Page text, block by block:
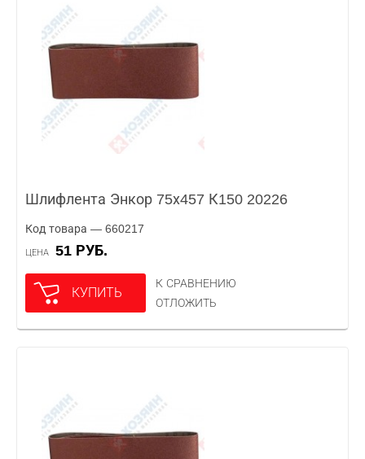
Шлифлента Энкор 75х457 К150 20226
Код товара — 660217
ЦЕНА 51 РУБ.
КУПИТЬ
К СРАВНЕНИЮ
ОТЛОЖИТЬ